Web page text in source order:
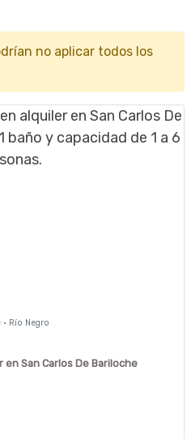
no aplicar todos los
· Río Negro
San Carlos De Bariloche